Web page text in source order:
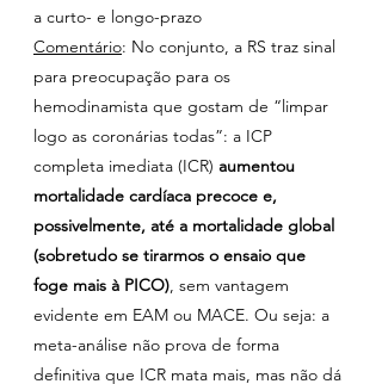
a curto- e longo-prazo
Comentário: No conjunto, a RS traz sinal
para preocupação para os
hemodinamista que gostam de “limpar
logo as coronárias todas”: a ICP
completa imediata (ICR) aumentou
mortalidade cardíaca precoce e,
possivelmente, até a mortalidade global
(sobretudo se tirarmos o ensaio que
foge mais à PICO), sem vantagem
evidente em EAM ou MACE. Ou seja: a
meta-análise não prova de forma
definitiva que ICR mata mais, mas não dá